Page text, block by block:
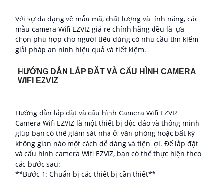
Với sự đa dạng về mẫu mã, chất lượng và tính năng, các
mẫu camera Wifi EZVIZ giá rẻ chính hãng đều là lựa
chọn phù hợp cho người tiêu dùng có nhu cầu tìm kiếm
giải pháp an ninh hiệu quả và tiết kiệm.
HƯỚNG DẪN LẮP ĐẶT VÀ CẤU HÌNH CAMERA
WIFI EZVIZ
Hướng dẫn lắp đặt và cấu hình Camera Wifi EZVIZ
Camera Wifi EZVIZ là một thiết bị độc đáo và thông minh
giúp bạn có thể giám sát nhà ở, văn phòng hoặc bất kỳ
không gian nào một cách dễ dàng và tiện lợi. Để lắp đặt
và cấu hình camera Wifi EZVIZ, bạn có thể thực hiện theo
các bước sau:
**Bước 1: Chuẩn bị các thiết bị cần thiết**